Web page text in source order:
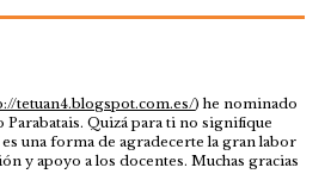
tetuan4.blogspot.com.es/) he nominado
Parabatais. Quizá para ti no signifique
una forma de agradecerte la gran labor
y apoyo a los docentes. Muchas gracias